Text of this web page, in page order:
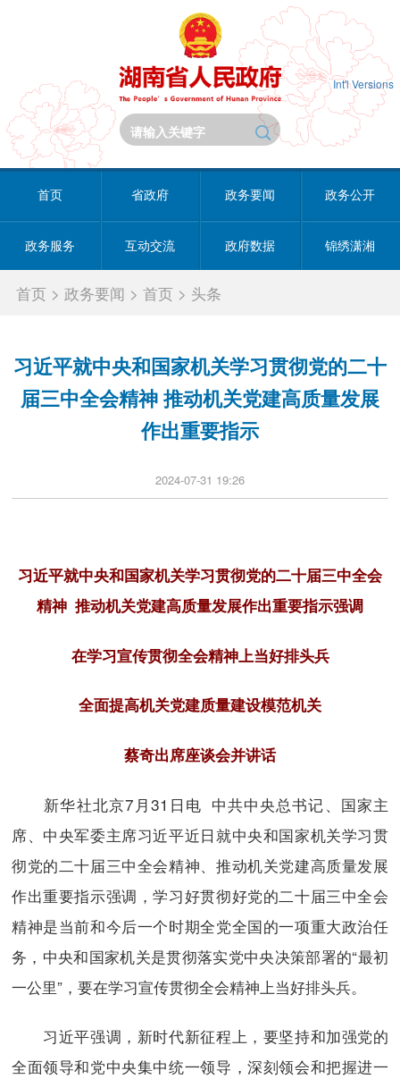
Int'l Versions
首页 省政府 政务要闻 政务公开
政务服务 互动交流 政府数据 锦绣潇湘
首页 >政务要闻 >首页 > 头条
习近平就中央和国家机关学习贯彻党的二十
届三中全会精神 推动机关党建高质量发展
作出重要指示
2024-07-31 19:26
习近平就中央和国家机关学习贯彻党的二十届三中全会
精神 推动机关党建高质量发展作出重要指示强调
在学习宣传贯彻全会精神上当好排头兵
全面提高机关党建质量建设模范机关
蔡奇出席座谈会并讲话
新华社北京7月31日电 中共中央总书记、国家主
席、中央军委主席习近平近日就中央和国家机关学习贯
彻党的二十届三中全会精神、推动机关党建高质量发展
作出重要指示强调，学习好贯彻好党的二十届三中全会
精神是当前和今后一个时期全党全国的一项重大政治任
务，中央和国家机关是贯彻落实党中央决策部署的“最初
一公里”，要在学习宣传贯彻全会精神上当好排头兵。
习近平强调，新时代新征程上，要坚持和加强党的
全面领导和党中央集中统一领导，深刻领会和把握进一